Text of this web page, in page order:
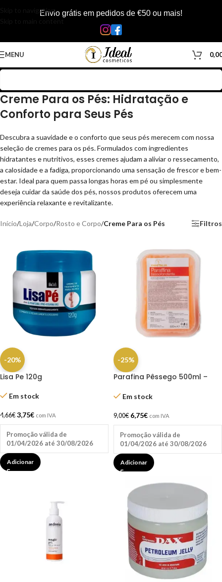
Skip to navigationEnvio grátis em pedidos de €50 ou mais!
MENU
Creme Para os Pés: Hidratação e
Conforto para Seus Pés
Descubra a suavidade e o conforto que seus pés merecem com nossa
seleção de cremes para os pés. Formulados com ingredientes
hidratantes e nutritivos, esses cremes ajudam a aliviar o ressecamento,
a calosidade e a fadiga, proporcionando uma sensação de frescor e bem-
estar. Ideal para quem passa longas horas em pé ou simplesmente
deseja cuidar da saúde dos pés, nossos produtos oferecem uma
experiência relaxante e revitalizante.
Início/Loja/Corpo/Rosto e Corpo/Creme Para os Pés Filtros
-20%
Lisa Pe 120g
Em stock
4,66€ 3,75€ com IVA
Promoção válida de
01/04/2026 até 30/08/2026
Adicionar
-25%
Parafina Pêssego 500ml –
Em stock
9,00€ 6,75€ com IVA
Promoção válida de
01/04/2026 até 30/08/2026
Adicionar